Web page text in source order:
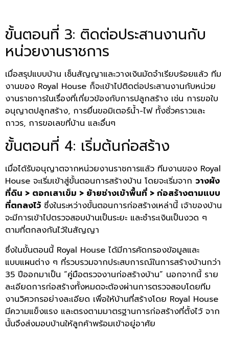
ขั้นตอนที่ 3: ติดต่อประสานงานกับ
หน่วยงานราชการ
เมื่อสรุปแบบบ้าน เซ็นสัญญาและวางเงินมัดจำเรียบร้อยแล้ว ทีม
งานของ Royal House ก็จะเข้าไปติดต่อประสานงานกับหน่วย
งานราชการในเรื่องที่เกี่ยวข้องกับการปลูกสร้าง เช่น การขอใบ
อนุญาตปลูกสร้าง, การยื่นขอมิเตอร์น้ำ-ไฟ ทั้งชั่วคราวและ
ถาวร, การขอเลขที่บ้าน และอื่นๆ
ขั้นตอนที่ 4: เริ่มต้นก่อสร้าง
เมื่อได้รับอนุญาตจากหน่วยงานราชการแล้ว ทีมงานของ Royal
House จะเริ่มเข้าสู่ขั้นตอนการสร้างบ้าน โดยจะเริ่มจาก วางผัง
ที่ดิน > ตอกเสาเข็ม > ย้ายช่างเข้าพื้นที่ > ก่อสร้างตามแบบ
ที่ตกลงไว้ ซึ่งในระหว่างขั้นตอนการก่อสร้างเหล่านี้ เจ้าของบ้าน
จะมีการเข้าไปตรวจสอบบ้านเป็นระยะ และชำระเงินเป็นงวด ๆ
ตามที่ตกลงกันไว้ในสัญญา
ซึ่งในขั้นตอนนี้ Royal House ได้มีการคัดกรองข้อมูลและ
แบบแผนต่าง ๆ ที่รวบรวมจากประสบการณ์ในการสร้างบ้านกว่า
35 ปีออกมาเป็น “คู่มือตรวจงานก่อสร้างบ้าน” นอกจากนี้ ราย
ละเอียดการก่อสร้างทั้งหมดจะต้องผ่านการตรวจสอบโดยทีม
งานวิศวกรอย่างละเอียด เพื่อให้บ้านที่สร้างโดย Royal House
มีความแข็งแรง และตรงตามมาตรฐานการก่อสร้างที่ตั้งไว้ จาก
นั้นจึงส่งมอบบ้านให้ลูกค้าพร้อมเข้าอยู่อาศัย